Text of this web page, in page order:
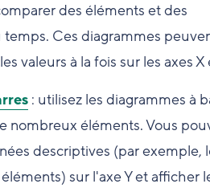
des éléments et des
Ces diagrammes
valeurs à la fois sur les axes X
: utilisez les diagrammes à
nombreux éléments. Vous
descriptives (par exemple,
sur l'axe Y et afficher